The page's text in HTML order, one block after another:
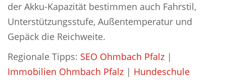
der Akku-Kapazität bestimmen auch Fahrstil,
Unterstützungsstufe, Außentemperatur und
Gepäck die Reichweite.
Regionale Tipps: SEO Ohmbach Pfalz |
Immobilien Ohmbach Pfalz | Hundeschule